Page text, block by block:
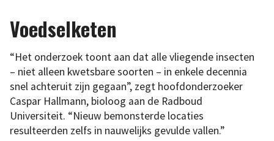
Voedselketen
“Het onderzoek toont aan dat alle vliegende insecten
– niet alleen kwetsbare soorten – in enkele decennia
snel achteruit zijn gegaan”, zegt hoofdonderzoeker
Caspar Hallmann, bioloog aan de Radboud
Universiteit. “Nieuw bemonsterde locaties
resulteerden zelfs in nauwelijks gevulde vallen.”